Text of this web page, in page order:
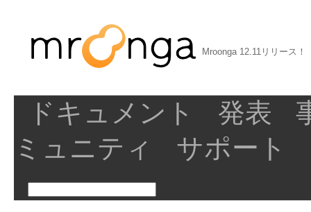
Mroonga 12.11リリース！
ドキュメント 発表
ミュニティ
サポート